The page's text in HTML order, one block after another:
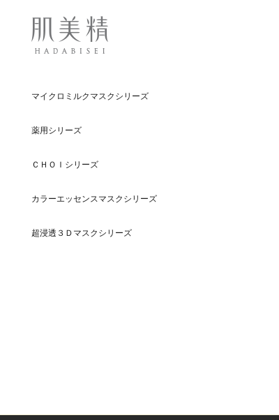
マイクロミルクマスクシリーズ
薬用シリーズ
ＣＨＯＩシリーズ
カラーエッセンスマスクシリーズ
超浸透３Ｄマスクシリーズ